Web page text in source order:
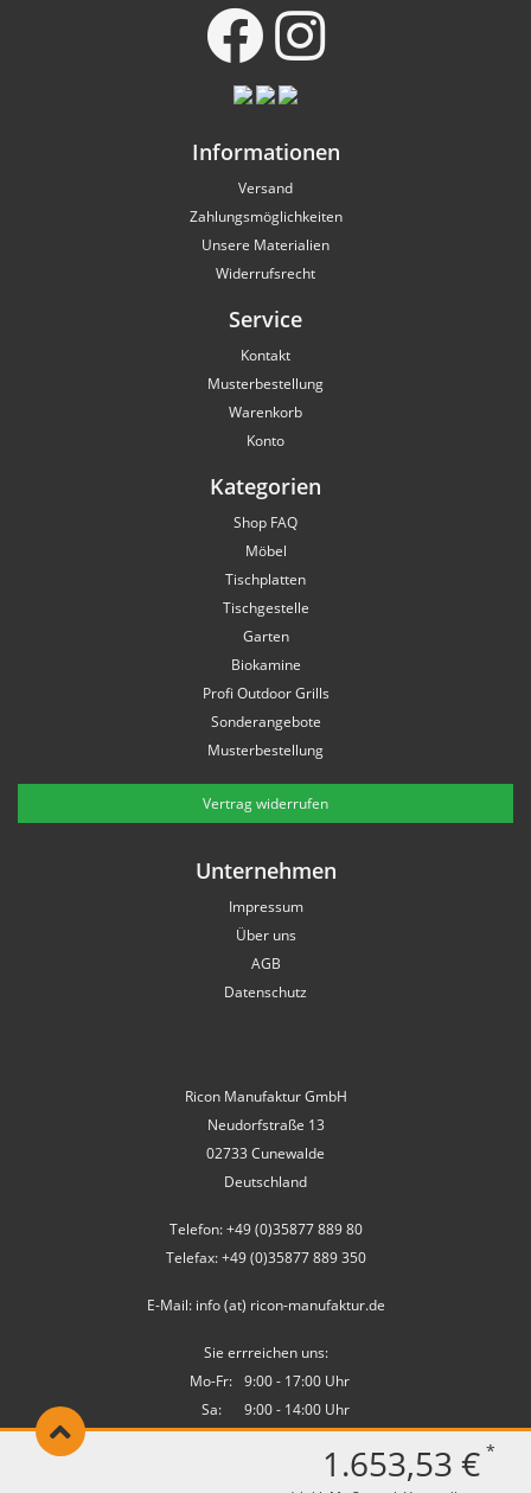
1.653,53 € *
Informationen
Versand
Zahlungsmöglichkeiten
Unsere Materialien
Widerrufsrecht
Service
Kontakt
Musterbestellung
Warenkorb
Konto
Kategorien
Shop FAQ
Möbel
Tischplatten
Tischgestelle
Garten
Biokamine
Profi Outdoor Grills
Sonderangebote
Musterbestellung
Vertrag widerrufen
Unternehmen
Impressum
Über uns
AGB
Datenschutz
Ricon Manufaktur GmbH
Neudorfstraße 13
02733 Cunewalde
Deutschland
Telefon: +49 (0)35877 889 80
Telefax: +49 (0)35877 889 350
E-Mail: info (at) ricon-manufaktur.de
Sie errreichen uns:
Mo-Fr: 9:00 - 17:00 Uhr
Sa:
9:00 - 14:00 Uhr